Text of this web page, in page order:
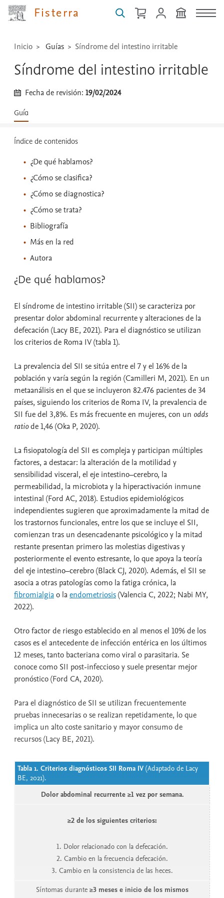
Fisterra
...
Inicio Guías Síndrome del intestino irritable
Síndrome del intestino irritable
Fecha de revisión:19/02/2024
Guía
Índice de contenidos
¿De qué hablamos?
¿Cómo se clasifica?
¿Cómo se diagnostica?
¿Cómo se trata?
Bibliografía
Más en la red
Autora
¿De qué hablamos?
El síndrome de intestino irritable (SII) se caracteriza por
presentar dolor abdominal recurrente y alteraciones de la
defecación (Lacy BE, 2021). Para el diagnóstico se utilizan
los criterios de Roma IV (tabla 1).
La prevalencia del SII se sitúa entre el 7 y el 16% de la
población y varía según la región (Camilleri M, 2021). En un
metaanálisis en el que se incluyeron 82.476 pacientes de 34
países, siguiendo los criterios de Roma IV, la prevalencia de
SII fue del 3,8%. Es más frecuente en mujeres, con un odds
ratiode 1,46 (Oka P, 2020).
La fisiopatología del SII es compleja y participan múltiples
factores, a destacar: la alteración de la motilidad y
sensibilidad visceral, el eje intestino–cerebro, la
permeabilidad, la microbiota y la hiperactivación inmune
intestinal (Ford AC, 2018). Estudios epidemiológicos
independientes sugieren que aproximadamente la mitad de
los trastornos funcionales, entre los que se incluye el SII,
comienzan tras un desencadenante psicológico y la mitad
restante presentan primero las molestias digestivas y
posteriormente el evento estresante, lo que apoya la teoría
del eje intestino–cerebro (Black CJ, 2020). Además, el SII se
asocia a otras patologías como la fatiga crónica, la
fibromialgiao laendometriosis(Valencia C, 2022; Nabi MY,
2022).
Otro factor de riesgo establecido en al menos el 10% de los
casos es el antecedente de infección entérica en los últimos
12 meses, tanto bacteriana como viral o parasitaria. Se
conoce como SII post-infeccioso y suele presentar mejor
pronóstico (Ford CA, 2020).
Para el diagnóstico de SII se utilizan frecuentemente
pruebas innecesarias o se realizan repetidamente, lo que
implica un alto coste sanitario y mayor consumo de
recursos (Lacy BE, 2021).
Tabla 1. Criterios diagnósticos SII Roma IV (Adaptado de Lacy
BE, 2021).
Dolor abdominal recurrente ≥1 vez por semana.
≥2 de los siguientes criterios:
1. Dolor relacionado con la defecación.
2. Cambio en la frecuencia defecación.
3. Cambio en la consistencia de las heces.
Síntomas durante ≥3 meses e inicio de los mismos